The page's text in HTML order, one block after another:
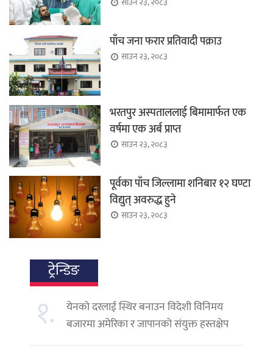
पाँच जना फरार प्रतिवादी पक्राउ
साउन २३, २०८३
भरतपुर अस्पताललाई बिमामार्फत एक
वर्षमा एक अर्ब प्राप्त
साउन २३, २०८३
पूर्वका पाँच जिल्लामा शनिबार १२ घण्टा
विद्युत् अवरुद्ध हुने
साउन २३, २०८३
ट्रेन्डिङ
१.
येनको दरलाई स्थिर बनाउन विदेशी विनिमय
बजारमा अमेरिका र जापानको संयुक्त हस्तक्षेप